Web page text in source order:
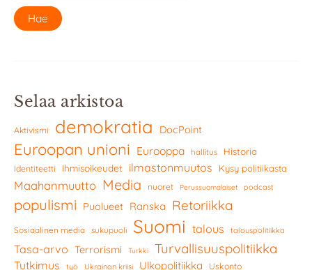
Selaa arkistoa
Aktivismi demokratia DocPoint
Euroopan unioni Eurooppa hallitus Historia
Identiteetti Ihmisoikeudet ilmastonmuutos Kysy politiikasta
Maahanmuutto Media nuoret Perussuomalaiset podcast
populismi Puolueet Ranska Retoriikka
Sosiaalinen media sukupuoli Suomi talous talouspolitiikka
Tasa-arvo Terrorismi Turkki Turvallisuuspolitiikka
Tutkimus työ Ukrainan kriisi Ulkopolitiikka Uskonto